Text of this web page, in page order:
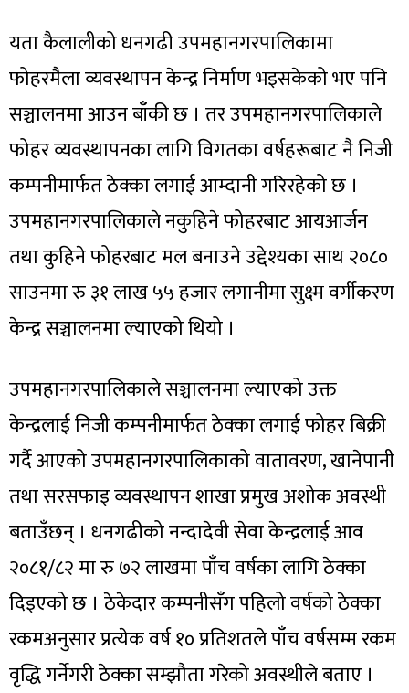
यता कैलालीको धनगढी उपमहानगरपालिकामा
फोहरमैला व्यवस्थापन केन्द्र निर्माण भइसकेको भए पनि
सञ्चालनमा आउन बाँकी छ । तर उपमहानगरपालिकाले
फोहर व्यवस्थापनका लागि विगतका वर्षहरूबाट नै निजी
कम्पनीमार्फत ठेक्का लगाई आम्दानी गरिरहेको छ ।
उपमहानगरपालिकाले नकुहिने फोहरबाट आयआर्जन
तथा कुहिने फोहरबाट मल बनाउने उद्देश्यका साथ २०८०
साउनमा रु ३१ लाख ५५ हजार लगानीमा सुक्ष्म वर्गीकरण
केन्द्र सञ्चालनमा ल्याएको थियो ।
उपमहानगरपालिकाले सञ्चालनमा ल्याएको उक्त
केन्द्रलाई निजी कम्पनीमार्फत ठेक्का लगाई फोहर बिक्री
गर्दै आएको उपमहानगरपालिकाको वातावरण, खानेपानी
तथा सरसफाइ व्यवस्थापन शाखा प्रमुख अशोक अवस्थी
बताउँछन् । धनगढीको नन्दादेवी सेवा केन्द्रलाई आव
२०८१/८२ मा रु ७२ लाखमा पाँच वर्षका लागि ठेक्का
दिइएको छ । ठेकेदार कम्पनीसँग पहिलो वर्षको ठेक्का
रकमअनुसार प्रत्येक वर्ष १० प्रतिशतले पाँच वर्षसम्म रकम
वृद्धि गर्नेगरी ठेक्का सम्झौता गरेको अवस्थीले बताए ।